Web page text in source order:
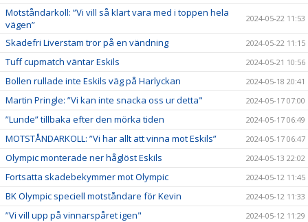
Motståndarkoll: ”Vi vill så klart vara med i toppen hela
vägen”
2024-05-22 11:53
Skadefri Liverstam tror på en vändning 2024-05-22 11:15
Tuff cupmatch väntar Eskils 2024-05-21 10:56
Bollen rullade inte Eskils väg på Harlyckan 2024-05-18 20:41
Martin Pringle: ”Vi kan inte snacka oss ur detta" 2024-05-17 07:00
”Lunde” tillbaka efter den mörka tiden 2024-05-17 06:49
MOTSTÅNDARKOLL: ”Vi har allt att vinna mot Eskils” 2024-05-17 06:47
Olympic monterade ner håglöst Eskils 2024-05-13 22:02
Fortsatta skadebekymmer mot Olympic 2024-05-12 11:45
BK Olympic speciell motståndare för Kevin 2024-05-12 11:33
”Vi vill upp på vinnarspåret igen" 2024-05-12 11:29